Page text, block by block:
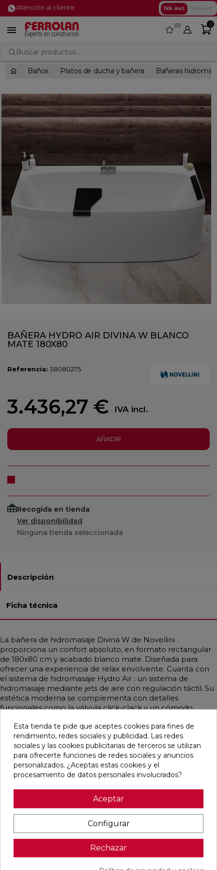
Atención al cliente IVA incl.
 favorite
0 0
Buscar productos...
Baños Platos de ducha y bañera Bañeras
BAÑERA HYDRO AIR DIVINA W BLANCO
MATE 180X80
Referencia: 38080275
3.436,27 € IVA incl.
AÑADIR
Recogida en tienda
Ver disponibilidad
Ninguna tienda seleccionada
Descripción
Ficha técnica
La bañera de hidromasaje Divina W de Novellini
proporciona un confort absoluto, en formato rectangular
de 180x80 cm y acabado blanco mate. Diseñada para
ofrecer una experiencia de relax envolvente. Cuanta con
el sistema de hidromasaje Hydro Air : un sistema de
hidromasaje mediante jets de aire con regulación táctil. Su
estética moderna se complementa con detalles
funcionales como la válvula click-clack y un cómodo
en un espacio de bienestar. No incluye columna de
desagüe con sistema de llenado ni columna de desagüe
con grifería.
Productos relacionados
favorite
Esta tienda te pide que aceptes cookies para fines de
rendimiento, redes sociales y publicidad. Las redes
sociales y las cookies publicitarias de terceros se utilizan
para ofrecerte funciones de redes sociales y anuncios
personalizados. ¿Aceptas estas cookies y el
procesamiento de datos personales involucrados?
Aceptar
Configurar
Rechazar